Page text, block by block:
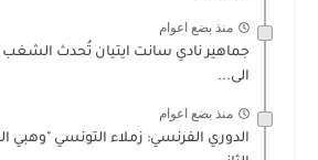
منذ بضع اعوام
جماهير نادي سانت ايتيان تُحدث
الى...
منذ بضع اعوام
الدوري الفرنسي: زملاء التونسي "وهبي